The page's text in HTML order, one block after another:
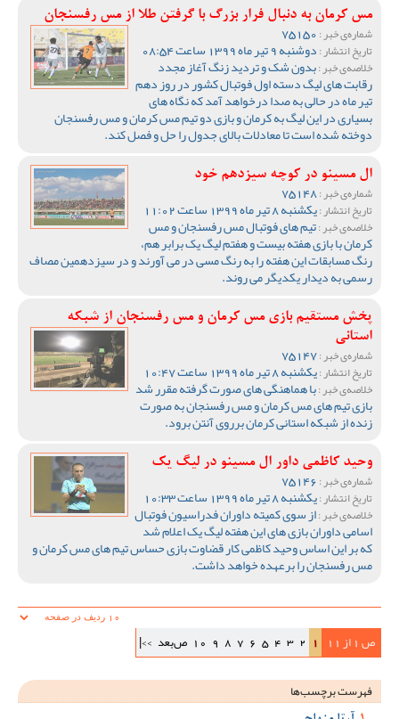
مس کرمان به دنبال فرار بزرگ با گرفتن طلا از مس رفسنجان
شماره‌ی خبر :
تاریخ انتشار :دوشنبه 9 تیر ماه 1399 ساعت 08:54
خلاصه‌ی خبر :بدون شک و تردید زنگ آغاز مجدد
رقابت های لیگ دسته اول فوتبال کشور در روز دهم
تیر ماه در حالی به صدا درخواهد آمد که نگاه های
بسیاری در این لیگ به کرمان و بازی دو تیم مس کرمان و مس رفسنجان
دوخته شده است تا معادلات بالای جدول را حل و فصل کند.
ال مسینو در کوچه سیزدهم خود
شماره‌ی خبر :
تاریخ انتشار :یکشنبه 8 تیر ماه 1399 ساعت 11:02
خلاصه‌ی خبر :تیم های فوتبال مس رفسنجان و مس
کرمان با بازی هفته بیست و هفتم لیگ یک برابر هم،
رنگ مسابقات این هفته را به رنگ مسی در می آورند و در سیزدهمین مصاف
رسمی به دیدار یکدیگر می روند.
پخش مستقیم بازی مس کرمان و مس رفسنجان از شبکه
استانی
شماره‌ی خبر :
تاریخ انتشار :یکشنبه 8 تیر ماه 1399 ساعت 10:47
خلاصه‌ی خبر :با هماهنگی های صورت گرفته مقرر شد
بازی تیم های مس کرمان و مس رفسنجان به صورت
زنده از شبکه استانی کرمان برروی آنتن برود.
وحید کاظمی داور ال مسینو در لیگ یک
شماره‌ی خبر :
تاریخ انتشار :یکشنبه 8 تیر ماه 1399 ساعت 10:33
خلاصه‌ی خبر :از سوی کمیته داوران فدراسیون فوتبال
اسامی داوران بازی های این هفته لیگ یک اعلام شد
که بر این اساس وحید کاظمی کار قضاوت بازی حساس تیم های مس کرمان و
مس رفسنجان را برعهده خواهد داشت.
ص 1 از 11 1
2
3
4
5
6
7
8
9
10 ص‌بعد >>|
فهرست برچسب‌ها